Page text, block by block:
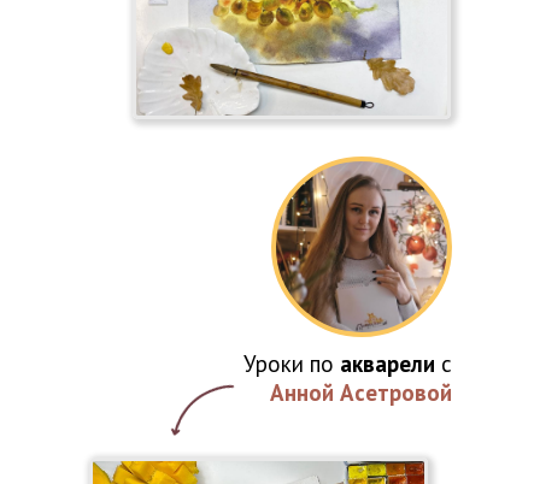
Уроки по акварели с
Анной Асетровой